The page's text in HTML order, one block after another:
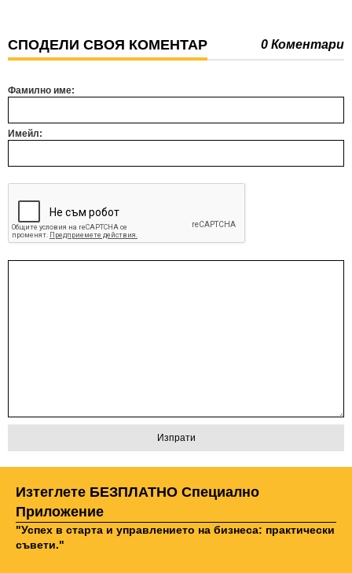
СПОДЕЛИ СВОЯ КОМЕНТАР 0 Коментари
Фамилно име:
Имейл:
Изтеглете БЕЗПЛАТНО Специално
Приложение
"Успех в старта и управлението на бизнеса: практически
съвети."